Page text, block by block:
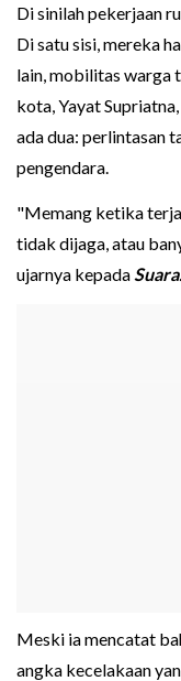
Di sinilah pekerjaan
Di satu sisi, mereka
lain, mobilitas warga
kota, Yayat
ada dua: perlintasan
pengendara.
"Memang ketika
tidak dijaga, atau
ujarnya kepada
Meski ia mencatat
angka kecelakaan